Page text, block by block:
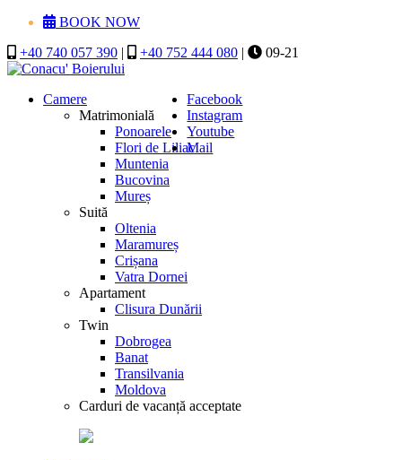
Facebook
Instagram
Youtube
Mail
BOOK NOW
+40 740 057 390 | +40 752 444 080 | 09-21
Camere
Matrimonială
Ponoarele
Flori de Liliac
Muntenia
Bucovina
Mureș
Suită
Oltenia
Maramureș
Crișana
Vatra Dornei
Apartament
Clisura Dunării
Twin
Dobrogea
Banat
Transilvania
Moldova
Carduri de vacanță acceptate